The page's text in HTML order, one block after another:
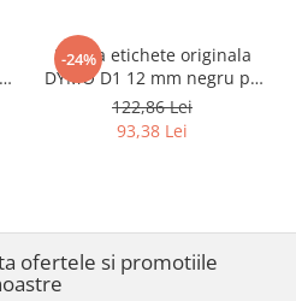
-24%
Banda etichete originala
DYMO D1 12 mm negru pe
albastru pentru
telecomunicatii,
infrastructura IT si
122,86 Lei
93,38 Lei
ofertele si promotiile